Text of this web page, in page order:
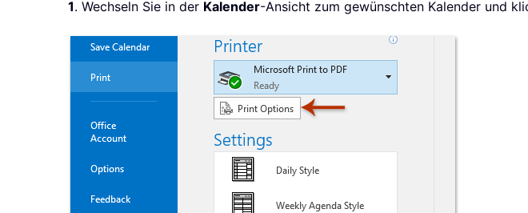
1. Wechseln Sie in der Kalender-Ansicht zum gewünschten Kalender und